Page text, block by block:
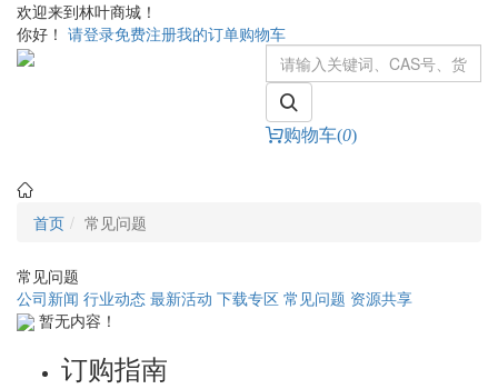
欢迎来到林叶商城！
你好！ 请登录免费注册我的订单购物车
购物车(0)
首页 常见问题
常见问题
公司新闻 行业动态 最新活动 下载专区 常见问题 资源共享
暂无内容！
订购指南